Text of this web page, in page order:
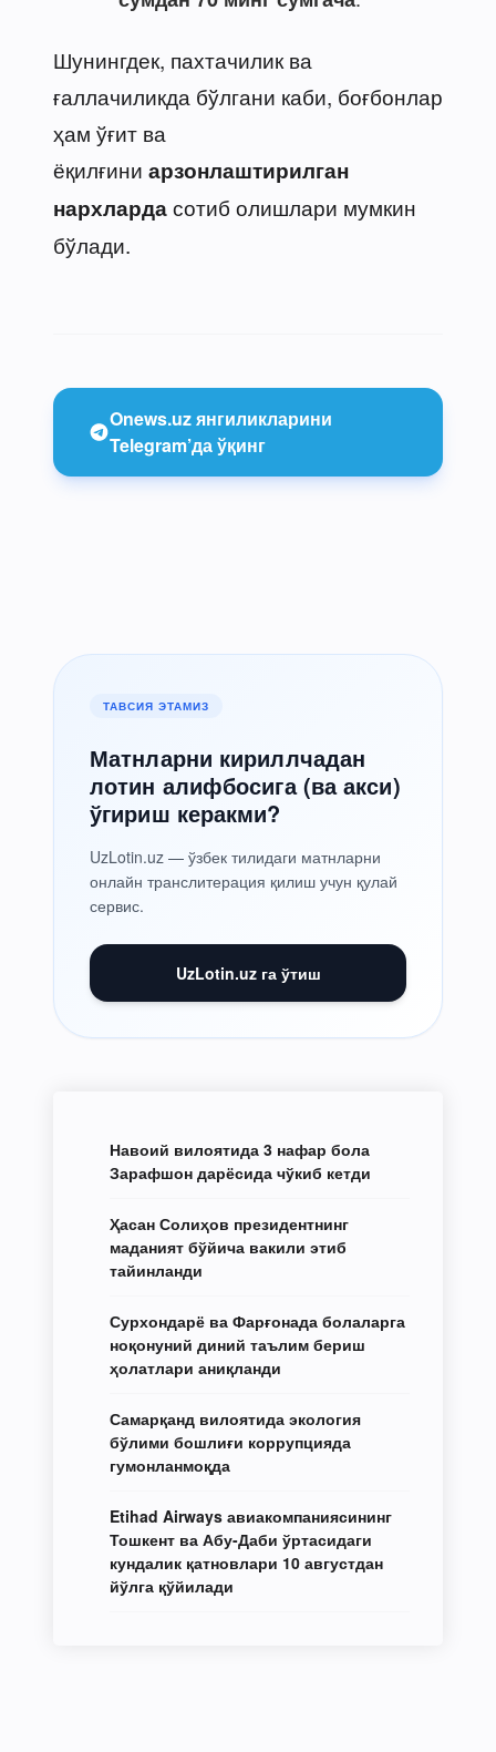
Шунингдек, пахтачилик ва
ғаллачиликда бўлгани каби, боғбонлар
ҳам ўғит ва
ёқилғини арзонлаштирилган
нархлардасотиб олишлари мумкин
бўлади.
Onews.uz янгиликларини
Telegram’да ўқинг
ТАВСИЯ ЭТАМИЗ
Матнларни кириллчадан
лотин алифбосига (ва акси)
ўгириш керакми?
UzLotin.uz — ўзбек тилидаги матнларни
онлайн транслитерация қилиш учун қулай
сервис.
UzLotin.uz га ўтиш
Навоий вилоятида 3 нафар бола
Зарафшон дарёсида чўкиб кетди
Ҳасан Солиҳов президентнинг
маданият бўйича вакили этиб
тайинланди
Сурхондарё ва Фарғонада болаларга
ноқонуний диний таълим бериш
ҳолатлари аниқланди
Самарқанд вилоятида экология
бўлими бошлиғи коррупцияда
гумонланмоқда
Etihad Airways авиакомпаниясининг
Тошкент ва Абу-Даби ўртасидаги
кундалик қатновлари 10 августдан
йўлга қўйилади